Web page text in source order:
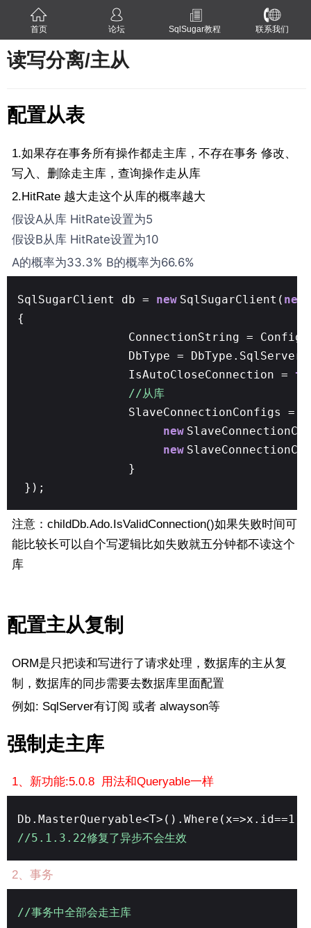
首页 论坛 SqlSugar教程 联系我们
读写分离/主从
配置从表
1.如果存在事务所有操作都走主库，不存在事务 修改、
写入、删除走主库，查询操作走从库
2.HitRate 越大走这个从库的概率越大
假设A从库 HitRate设置为5
假设B从库 HitRate设置为10
A的概率为33.3% B的概率为66.6%
SqlSugarClient db = new SqlSugarClient( new
{
ConnectionString =
DbType = DbType.SqlServer,
IsAutoCloseConnection =
//从库
SlaveConnectionConfigs =
new
new
}
});
注意：childDb.Ado.IsValidConnection()如果失败时间可
能比较长可以自个写逻辑比如失败就五分钟都不读这个
库
配置主从复制
ORM是只把读和写进行了请求处理，数据库的主从复
制，数据库的同步需要去数据库里面配置
例如: SqlServer有订阅 或者 alwayson等
强制走主库
1、新功能:5.0.8 用法和Queryable一样
//5.1.3.22修复了异步不会生效
2、事务
//事务中全部会走主库